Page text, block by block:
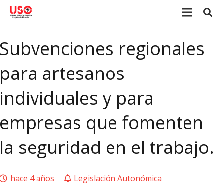
Subvenciones regionales
para artesanos
individuales y para
empresas que fomenten
la seguridad en el trabajo.
hace 4 años Legislación Autonómica